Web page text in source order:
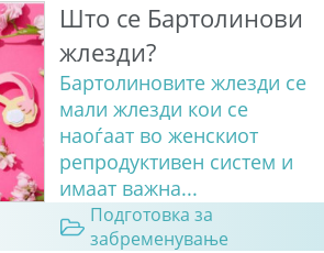
Што се Бартолинови
жлезди?
Бартолиновите жлезди се
мали жлезди кои се
наоѓаат во женскиот
репродуктивен систем и
имаат важна...
Подготовка за
забременување